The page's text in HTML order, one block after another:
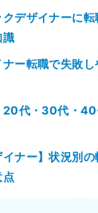
クデザイナーに
識
ー転職で失敗
20代・30代・
イナー】状況別
点